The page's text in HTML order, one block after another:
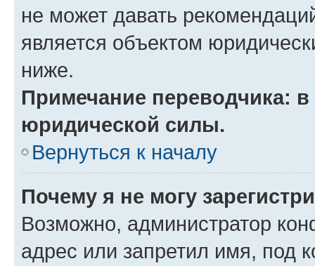
не может давать
является объектом
ниже.
Примечание переводчика:
юридической силы.
Вернуться к началу
Почему я не могу
Возможно, администратор
адрес или запретил имя, под